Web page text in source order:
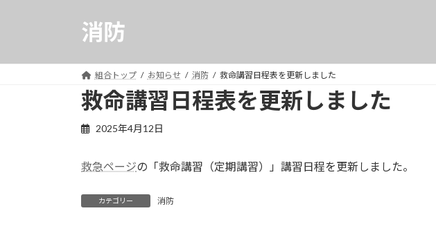
消防
組合トップ お知らせ 消防 救命講習日程表を更新しました
救命講習日程表を更新しました
2025年4月12日
救急ページの「救命講習（定期講習）」講習日程を更新しました。
カテゴリー 消防